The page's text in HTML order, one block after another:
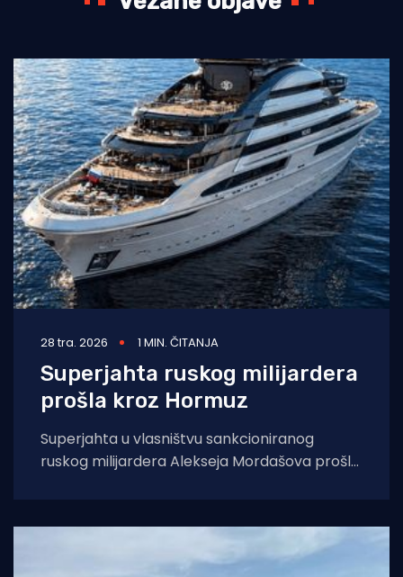
28 tra. 2026 1 MIN. ČITANJA
Superjahta ruskog milijardera
prošla kroz Hormuz
Superjahta u vlasništvu sankcioniranog
ruskog milijardera Alekseja Mordašova prošla
piše kako se